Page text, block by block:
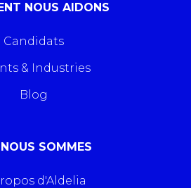
NOUS AIDONS
Candidats
& Industries
Blog
SOMMES
d'Aldelia